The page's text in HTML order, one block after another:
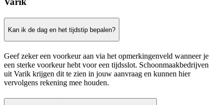
Kan ik de dag en het tijdstip bepalen?
Geef zeker een voorkeur aan via het opmerkingenveld wanneer je
een sterke voorkeur hebt voor een tijdsslot. Schoonmaakbedrijven
uit Varik krijgen dit te zien in jouw aanvraag en kunnen hier
vervolgens rekening mee houden.